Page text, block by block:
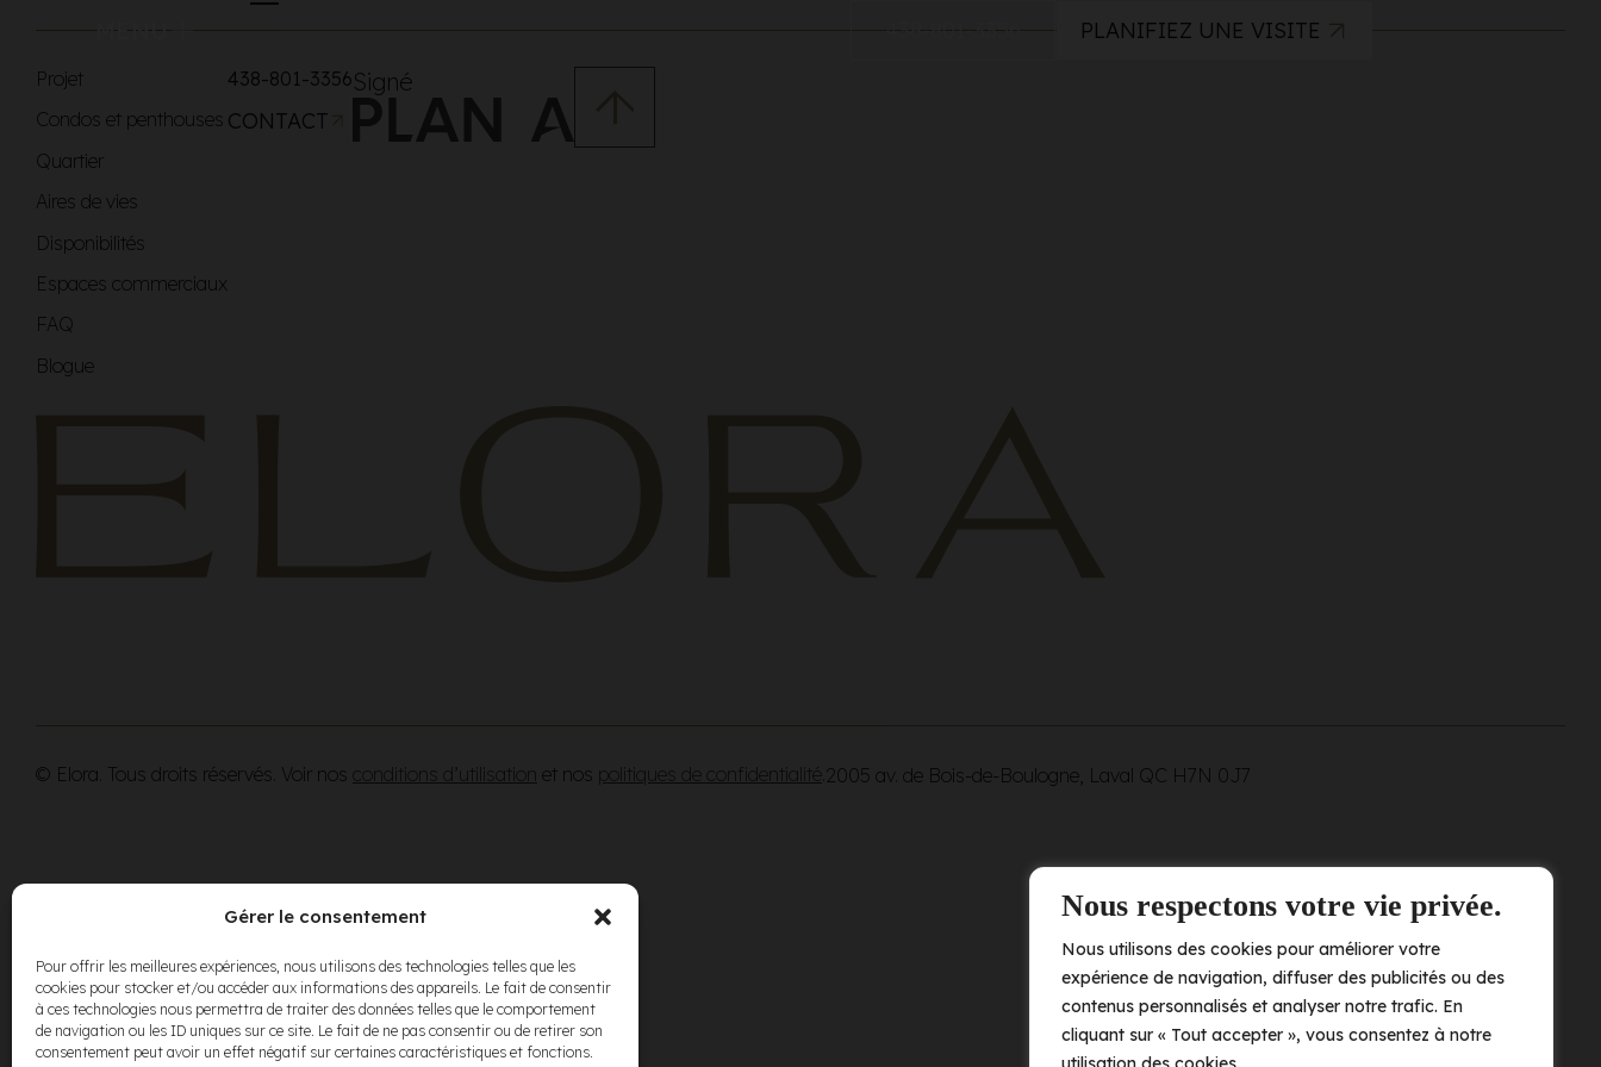
Nous respectons votre vie privée.
Nous utilisons des cookies pour améliorer votre
expérience de navigation, diffuser des publicités ou des
contenus personnalisés et analyser notre trafic. En
cliquant sur « Tout accepter », vous consentez à notre
Gérer le consentement
Pour offrir les meilleures expériences, nous utilisons des technologies telles que les
cookies pour stocker et/ou accéder aux informations des appareils. Le fait de consentir
à ces technologies nous permettra de traiter des données telles que le comportement
de navigation ou les ID uniques sur ce site. Le fait de ne pas consentir ou de retirer son
consentement peut avoir un effet négatif sur certaines caractéristiques et fonctions.
MENU PLANIFIEZ UNE VISITE
Projet
Condos et penthouses
Quartier
Aires de vies
Disponibilités
Espaces commerciaux
FAQ
Blogue
438-801-3356
CONTACT
Signé
© Elora. Tous droits réservés. Voir nos conditions d’utilisation et nos politiques de confidentialité 2005 av. de Bois-de-Boulogne, Laval QC H7N 0J7